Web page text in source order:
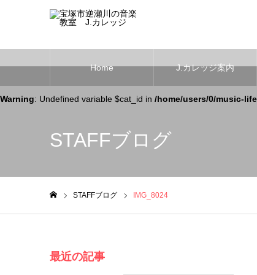
Home J.カレッジ案内
Warning: Undefined variable $cat_id in /home/users/0/music-
STAFFブログ
STAFFブログ IMG_8024
最近の記事